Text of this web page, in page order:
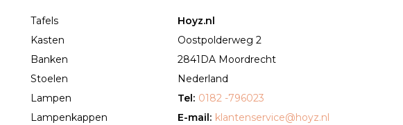
Tafels
Kasten
Banken
Stoelen
Lampen
Lampenkappen
Hoyz.nl
Oostpolderweg 2
2841DA Moordrecht
Nederland
Tel: 0182 -796023
E-mail: klantenservice@hoyz.nl